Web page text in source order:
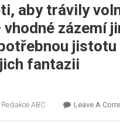
aby trávily
vhodné zázemí
jistotu
fantazii
Redakce ABC Leave A